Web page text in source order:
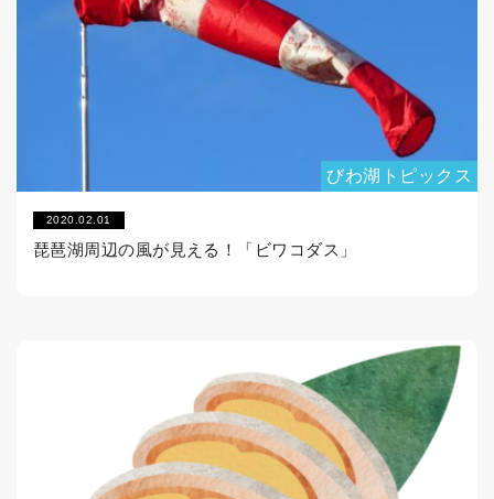
びわ湖トピックス
2020.02.01
琵琶湖周辺の風が見える！「ビワコダス」